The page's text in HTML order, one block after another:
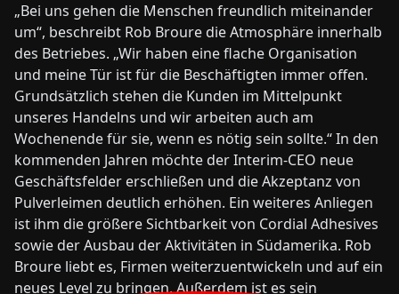
„Bei uns gehen die Menschen freundlich miteinander
um“, beschreibt Rob Broure die Atmosphäre innerhalb
des Betriebes. „Wir haben eine flache Organisation
und meine Tür ist für die Beschäftigten immer offen.
Grundsätzlich stehen die Kunden im Mittelpunkt
unseres Handelns und wir arbeiten auch am
Wochenende für sie, wenn es nötig sein sollte.“ In den
kommenden Jahren möchte der Interim-CEO neue
Geschäftsfelder erschließen und die Akzeptanz von
Pulverleimen deutlich erhöhen. Ein weiteres Anliegen
ist ihm die größere Sichtbarkeit von Cordial Adhesives
sowie der Ausbau der Aktivitäten in Südamerika. Rob
Broure liebt es, Firmen weiterzuentwickeln und auf ein
neues Level zu bringen. Außerdem ist es sein